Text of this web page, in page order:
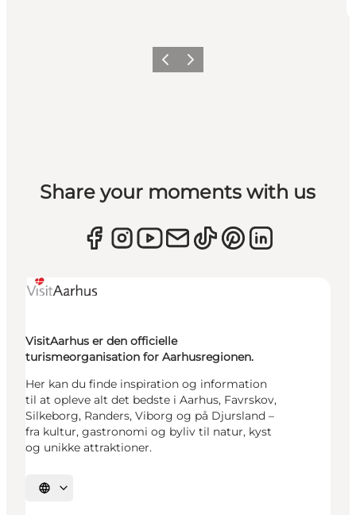
ForrigeNæste
Share your moments with us
VisitAarhus er den officielle
turismeorganisation for Aarhusregionen.
Her kan du finde inspiration og information
til at opleve alt det bedste i Aarhus, Favrskov,
Silkeborg, Randers, Viborg og på Djursland –
fra kultur, gastronomi og byliv til natur, kyst
og unikke attraktioner.
Vælg sprog